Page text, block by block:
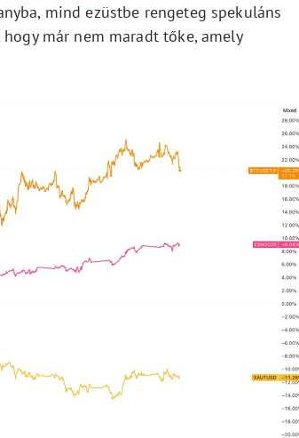
mind ezüstbe rengeteg spekuláns
már nem maradt tőke, amely